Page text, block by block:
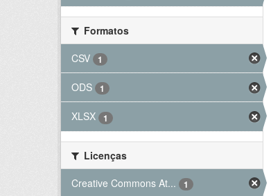
Formatos
CSV
1
ODS 1
XLSX 1
Licenças
Creative Commons At...
1